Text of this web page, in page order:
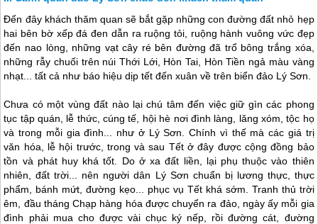
Đến đây khách thăm quan sẽ bắt gặp những con đường đất nhỏ hẹp
hai bên bờ xếp đá đen dẫn ra ruộng tỏi, ruộng hành vuông vức đẹp
đến nao lòng, những vạt cây ré bên đường đã trổ bông trắng xóa,
những rẫy chuối trên núi Thới Lới, Hòn Tai, Hòn Tiền ngả màu vàng
nhạt... tất cả như báo hiệu dịp tết đến xuân về trên biểnđảo Lý Sơn
Chưa có một vùng đất nào lại chú tâm đến việc giữ gìn các phong
tục tập quán, lễ thức, cúng tế, hội hè nơi đình làng, lăng xóm, tộc họ
và trong mỗi gia đình... như ở Lý Sơn . Chính vì thế mà các giá trị
văn hóa, lễ hội trước, trong và sau Tết ở đây được cộng đồng bảo
tồn và phát huy khá tốt. Do ở xa đất liền, lại phụ thuộc vào thiên
nhiên, đất trời... nên người dân Lý Sơn chuẩn bị lương thực, thực
phẩm, bánh mứt, đường kẹo... phục vụ Tết khá sớm. Tranh thủ trời
êm, đầu tháng Chạp hàng hóa được chuyển ra đảo, ngày ấy mỗi gia
đình phải mua cho được vài chục ký nếp, rồi đường cát, đường